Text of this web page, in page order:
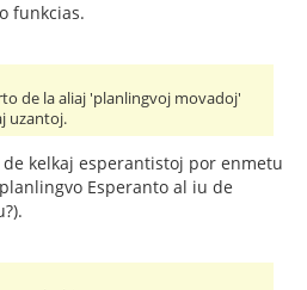
funkcias.
de la aliaj 'planlingvoj movadoj'
uzantoj.
kelkaj esperantistoj por enmetu
Esperanto al iu de